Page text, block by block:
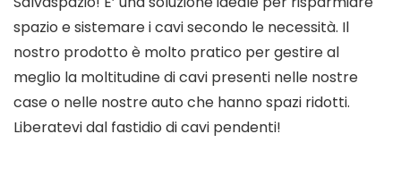
spazio e sistemare i cavi secondo le necessità. Il
nostro prodotto è molto pratico per gestire al
meglio la moltitudine di cavi presenti nelle nostre
case o nelle nostre auto che hanno spazi ridotti.
Liberatevi dal fastidio di cavi pendenti!